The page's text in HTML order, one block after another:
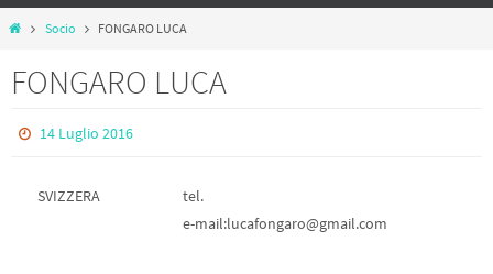
Socio FONGARO LUCA
FONGARO LUCA
14 Luglio 2016
SVIZZERA
tel.
e-mail:lucafongaro@gmail.com